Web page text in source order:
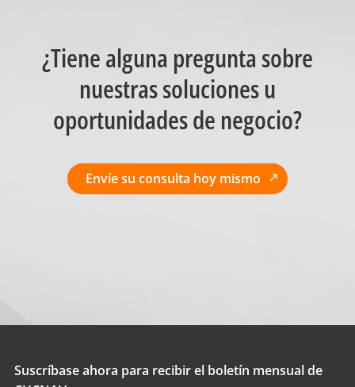
¿Tiene alguna pregunta sobre
nuestras soluciones u
oportunidades de negocio?
Envíe su consulta hoy mismo
Suscríbase ahora para recibir el boletín mensual de